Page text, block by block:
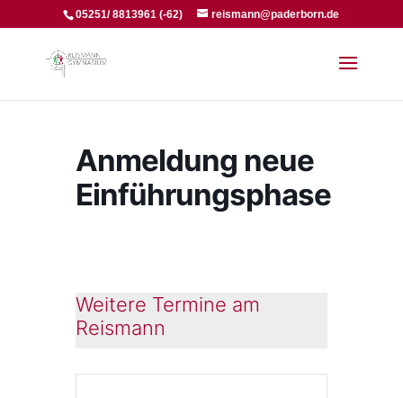
05251/ 8813961 (-62) reismann@paderborn.de
Anmeldung neue
Einführungsphase
Weitere Termine am
Reismann